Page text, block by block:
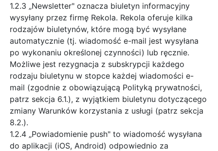
1.2.3 „Newsletter" oznacza biuletyn informacyjny
wysyłany przez firmę Rekola. Rekola oferuje kilka
rodzajów biuletynów, które mogą być wysyłane
automatycznie (tj. wiadomość e-mail jest wysyłana
po wykonaniu określonej czynności) lub ręcznie.
Możliwe jest rezygnacja z subskrypcji każdego
rodzaju biuletynu w stopce każdej wiadomości e-
mail (zgodnie z obowiązującą Polityką prywatności,
patrz sekcja 6.1.), z wyjątkiem biuletynu dotyczącego
zmiany Warunków korzystania z usługi (patrz sekcja
8.2.).
1.2.4 „Powiadomienie push" to wiadomość wysyłana
do aplikacji (iOS, Android) odpowiednio za